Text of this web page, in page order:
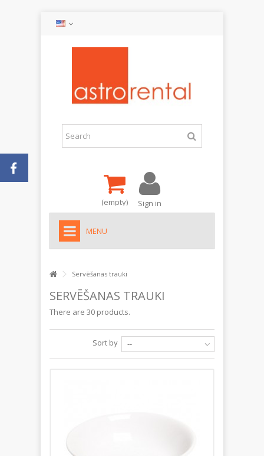
(empty) Sign in
MENU
Servēšanas trauki
SERVĒŠANAS TRAUKI
There are 30 products.
Sort by --